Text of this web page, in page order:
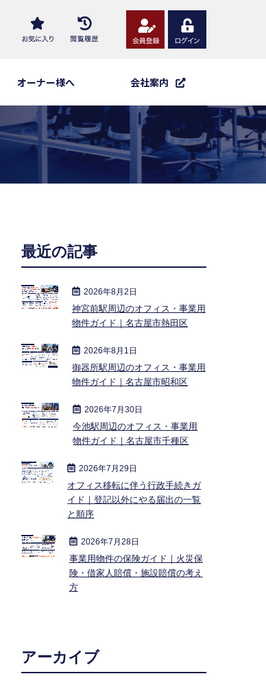
オーナー様へ 会社案内
最近の記事
2026年8月2日
神宮前駅周辺のオフィス・事業用
物件ガイド｜名古屋市熱田区
2026年8月1日
御器所駅周辺のオフィス・事業用
物件ガイド｜名古屋市昭和区
2026年7月30日
今池駅周辺のオフィス・事業用
物件ガイド｜名古屋市千種区
2026年7月29日
オフィス移転に伴う行政手続きガ
イド｜登記以外にやる届出の一覧
と順序
2026年7月28日
事業用物件の保険ガイド｜火災保
険・借家人賠償・施設賠償の考え
方
アーカイブ